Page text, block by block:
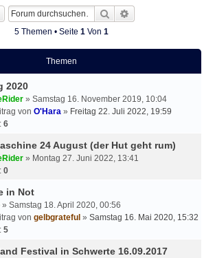
Suche
5 Themen • Seite 1Von 1
Themen
2020
» Samstag 16. November 2019, 10:04
von O'Hara » Freitag 22. Juli 2022, 19:59
6
24 August (der Hut geht rum)
» Montag 27. Juni 2022, 13:41
0
in Not
» Samstag 18. April 2020, 00:56
von gelbgrateful » Samstag 16. Mai 2020, 15:32
5
Festival in Schwerte 16.09.2017